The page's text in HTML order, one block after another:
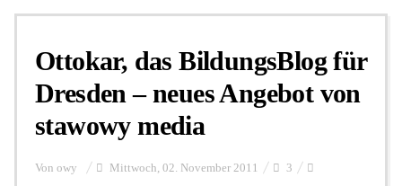
Ottokar, das BildungsBlog für
Dresden – neues Angebot von
stawowy media
Von owy Mittwoch, 02. November 2011 3